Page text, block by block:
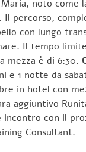
noto come
Il percorso,
con lungo
Il tempo
mezza è di 6:30.
e 1 notte da
in hotel con
aggiuntivo
incontro con il
Consultant.